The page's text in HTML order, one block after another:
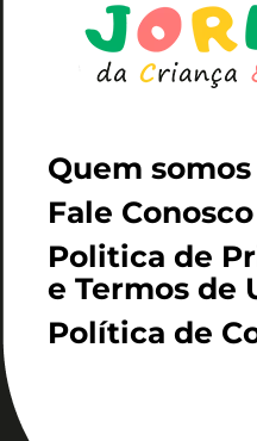
Quem somos
Fale Conosco
Politica de
e Termos de
Política de